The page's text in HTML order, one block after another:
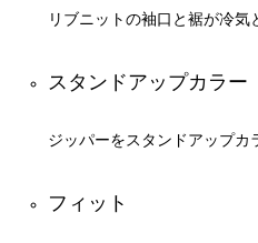
リブニットの袖口と裾が冷気
スタンドアップカラー
ジッパーをスタンドアップ
フィット